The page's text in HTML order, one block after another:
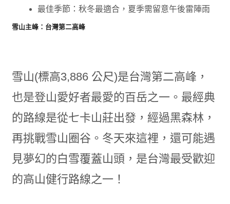
最佳季節：秋冬最適合，夏季需留意午後雷陣雨
雪山主峰：台灣第二高峰
雪山(標高3,886 公尺)是台灣第二高峰，
也是登山愛好者最愛的百岳之一。最經典
的路線是從七卡山莊出發，經過黑森林，
再挑戰雪山圈谷。冬天來這裡，還可能遇
見夢幻的白雪覆蓋山頭，是台灣最受歡迎
的高山健行路線之一！